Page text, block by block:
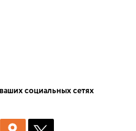
социальных сетях